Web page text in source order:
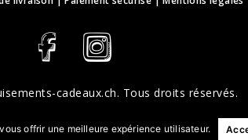
cadeaux.ch. Tous droits réservés.
offrir une meilleure expérience utilisateur.